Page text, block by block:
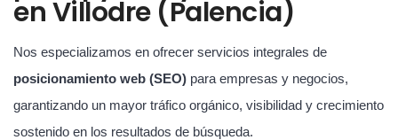
en Villodre (Palencia)
Nos especializamos en ofrecer servicios integrales de
posicionamiento web (SEO) para empresas y negocios,
garantizando un mayor tráfico orgánico, visibilidad y crecimiento
sostenido en los resultados de búsqueda.